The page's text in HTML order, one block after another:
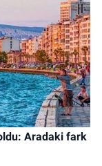
Aradaki fark